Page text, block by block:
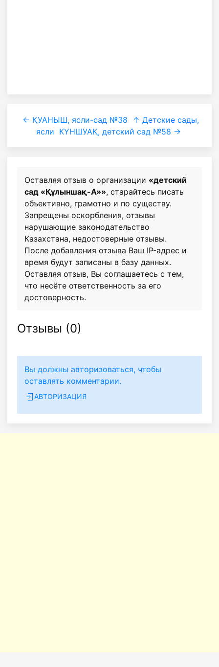
← ҚУАНЫШ, ясли-сад №38
↑ Детские сады,
ясли КҮНШУАҚ, детский сад №58 →
Оставляя отзыв о организации «детский
сад «Құлыншақ-А»», старайтесь писать
объективно, грамотно и по существу.
Запрещены оскорбления, отзывы
нарушающие законодательство
Казахстана, недостоверные отзывы.
После добавления отзыва Ваш IP-адрес и
время будут записаны в базу данных.
Оставляя отзыв, Вы соглашаетесь с тем,
что несёте ответственность за его
достоверность.
Отзывы (0)
Вы должны авторизоваться, чтобы
оставлять комментарии.
АВТОРИЗАЦИЯ